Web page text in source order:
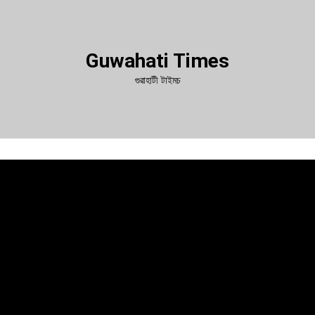
Guwahati Times
গুৱাহাটী টাইমচ